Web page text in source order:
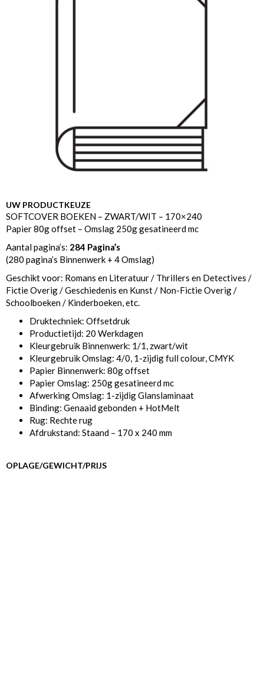
UW PRODUCTKEUZE
SOFTCOVER BOEKEN – ZWART/WIT – 170×240
Papier 80g offset – Omslag 250g gesatineerd mc
Aantal pagina’s: 284 Pagina’s
(280 pagina’s Binnenwerk + 4 Omslag)
Geschikt voor: Romans en Literatuur / Thrillers en Detectives /
Fictie Overig / Geschiedenis en Kunst / Non-Fictie Overig /
Schoolboeken / Kinderboeken, etc.
Druktechniek: Offsetdruk
Productietijd: 20 Werkdagen
Kleurgebruik Binnenwerk: 1/1, zwart/wit
Kleurgebruik Omslag: 4/0, 1-zijdig full colour, CMYK
Papier Binnenwerk: 80g offset
Papier Omslag: 250g gesatineerd mc
Afwerking Omslag: 1-zijdig Glanslaminaat
Binding: Genaaid gebonden + HotMelt
Rug: Rechte rug
Afdrukstand: Staand – 170 x 240 mm
OPLAGE/GEWICHT/PRIJS